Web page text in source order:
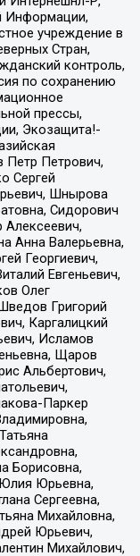
Информации,
учреждение в
Стран,
контроль,
по сохранению
прессы,
Экозащита!-
Петр Петрович,
Сергей
Шнырова
Сидорович
Алексеевич,
Анна Валерьевна,
Георгиевич,
Евгеньевич,
Олег
Григорий
Каргалицкий
Исламов
Щаров
Альбертович,
Паркер
Борисовна,
Юрьевна,
Сергеевна,
Михайловна,
Юрьевич,
Михайлович,